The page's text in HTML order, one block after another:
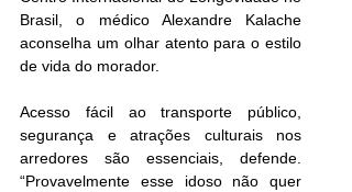
Brasil, o médico Alexandre Kalache
aconselha um olhar atento para o estilo
de vida do morador.
Acesso fácil ao transporte público,
segurança e atrações culturais nos
arredores são essenciais, defende.
“Provavelmente esse idoso não quer